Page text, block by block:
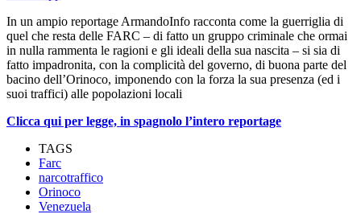
In un ampio reportage ArmandoInfo racconta come la guerriglia di
quel che resta delle FARC – di fatto un gruppo criminale che ormai
in nulla rammenta le ragioni e gli ideali della sua nascita – si sia di
fatto impadronita, con la complicità del governo, di buona parte del
bacino dell’Orinoco, imponendo con la forza la sua presenza (ed i
suoi traffici) alle popolazioni locali
Clicca qui per legge, in spagnolo l’intero reportage
TAGS
Farc
narcotraffico
Orinoco
Venezuela